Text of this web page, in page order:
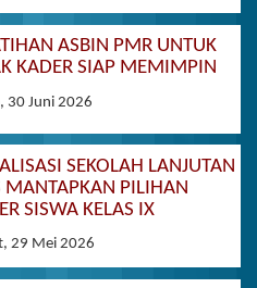
ASBIN PMR UNTUK
KADER SIAP MEMIMPIN
30 Juni 2026
SEKOLAH LANJUTAN
MANTAPKAN PILIHAN
SISWA KELAS IX
29 Mei 2026